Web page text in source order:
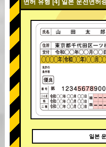
면허 유형 [4] 일본 운전면허
일본